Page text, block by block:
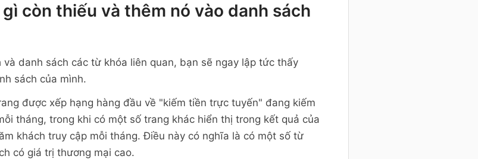
còn thiếu và thêm nó vào danh sách
danh sách các từ khóa liên quan, bạn sẽ ngay lập tức thấy
sách của mình.
được xếp hạng hàng đầu về "kiếm tiền trực tuyến" đang kiếm
tháng, trong khi có một số trang khác hiển thị trong kết quả của
khách truy cập mỗi tháng. Điều này có nghĩa là có một số từ
có giá trị thương mại cao.